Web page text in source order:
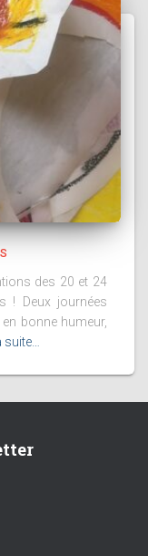
des 20 et 24
! Deux journées
bonne humeur,
suite…